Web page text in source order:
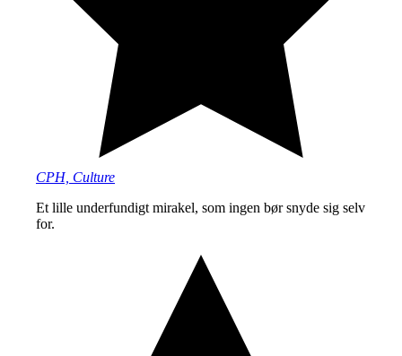
CPH, Culture
Et lille underfundigt mirakel, som ingen bør snyde sig selv
for.